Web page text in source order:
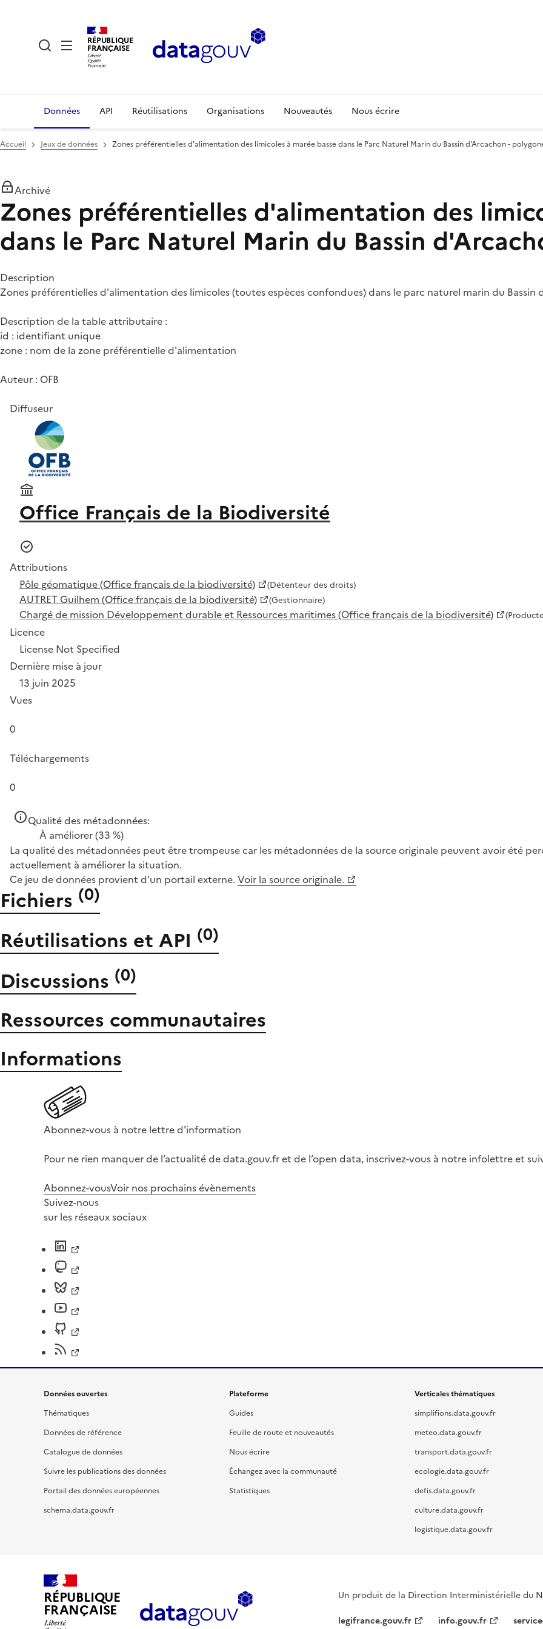
RÉPUBLIQUE
FRANÇAISE
Données API Réutilisations Organisations Nouveautés Nous écrire
Accueil Jeux de données Zones préférentielles d'alimentation des limicoles à marée basse dans le Parc Naturel Marin du Bassin d'Arcachon -
Archivé
Zones préférentielles d'alimentation des
dans le Parc Naturel Marin du Bassin
Description
Zones préférentielles d'alimentation des limicoles (toutes espèces confondues) dans le parc naturel marin du Bassin
Description de la table attributaire :
id : identifiant unique
zone : nom de la zone préférentielle d'alimentation
Auteur : OFB
Diffuseur
Office Français de la Biodiversité
Attributions
Pôle géomatique (Office français de la biodiversité)
(Détenteur des droits)
AUTRET Guilhem (Office français de la biodiversité) (Gestionnaire)
Chargé de mission Développement durable et Ressources maritimes (Office français de la biodiversité)
Licence
License Not Specified
Dernière mise à jour
13 juin 2025
Vues
0
Téléchargements
0
Qualité des métadonnées:
À améliorer(33 %)
La qualité des métadonnées peut être trompeuse car les métadonnées de la source originale peuvent avoir été
actuellement à améliorer la situation.
Ce jeu de données provient d'un portail externe. Voir la source originale.
Fichiers (0)
Réutilisations et API (0)
Discussions (0)
Ressources communautaires
Informations
Abonnez-vous à notre lettre d'information
Pour ne rien manquer de l’actualité de data.gouv.fr et de l’open data, inscrivez-vous à notre infolettre et
Abonnez-vousVoir nos prochains évènements
Suivez-nous
sur les réseaux sociaux
Données ouvertes
Thématiques
Données de référence
Catalogue de données
Suivre les publications des données
Portail des données européennes
schema.data.gouv.fr
Plateforme
Guides
Feuille de route et nouveautés
Nous écrire
Échangez avec la communauté
Statistiques
Verticales thématiques
simplifions.data.gouv.fr
meteo.data.gouv.fr
transport.data.gouv.fr
ecologie.data.gouv.fr
defis.data.gouv.fr
culture.data.gouv.fr
logistique.data.gouv.fr
RÉPUBLIQUE
FRANÇAISE
Un produit de la Direction Interministérielle du
legifrance.gouv.fr
info.gouv.fr